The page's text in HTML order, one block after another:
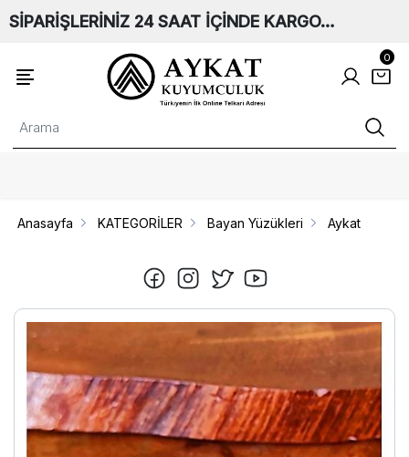
SİPARİŞLERİNİZ 24 SAAT İÇİNDE KARGO…
0
Anasayfa KATEGORİLER Bayan Yüzükleri Aykat